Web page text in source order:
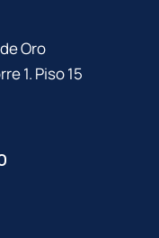
Oro
1. Piso 15